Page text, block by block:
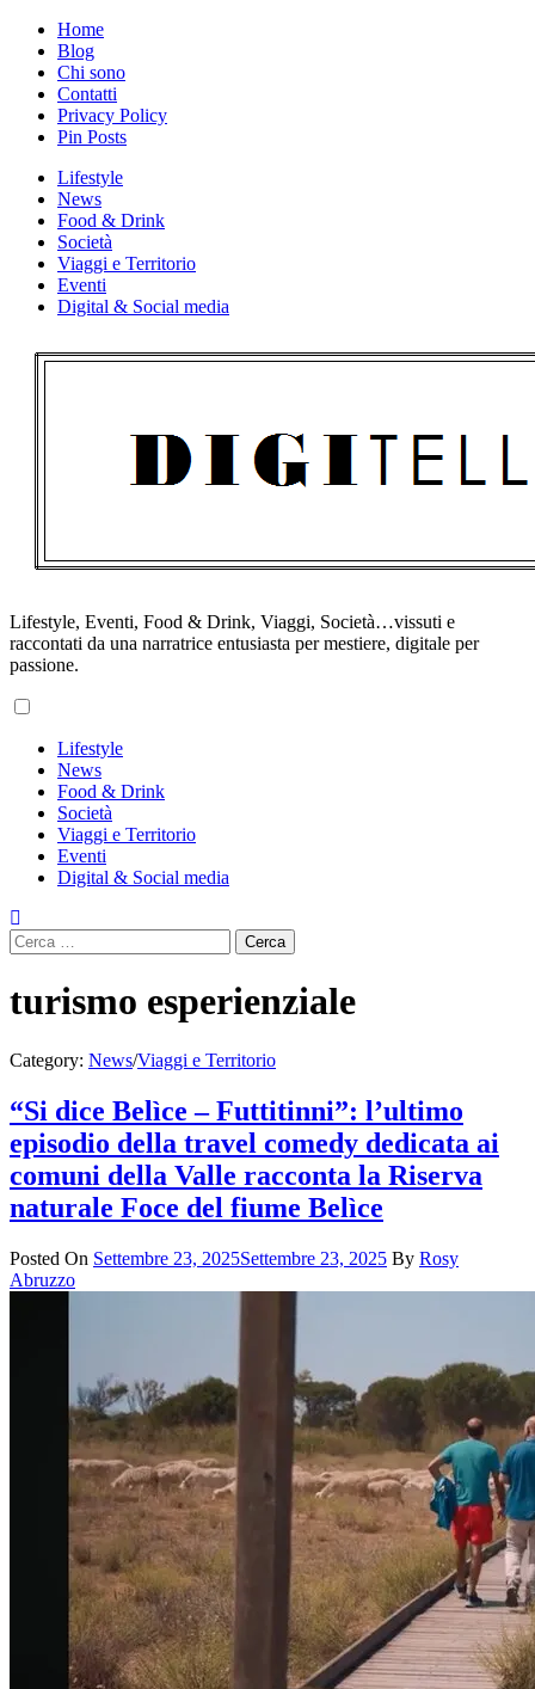
Skip
content
Home
Blog
Chi sono
Contatti
Privacy Policy
Pin Posts
Lifestyle
News
Food & Drink
Società
Viaggi e Territorio
Eventi
Digital & Social media
Lifestyle, Eventi, Food & Drink, Viaggi, Società…vissuti e
raccontati da una narratrice entusiasta per mestiere, digitale per
passione.
Menu
Lifestyle
News
Food & Drink
Società
Viaggi e Territorio
Eventi
Digital & Social media
Ricerca
per:
turismo esperienziale
Category: News/Viaggi e Territorio
“Si dice Belìce – Futtitinni”: l’ultimo
episodio della travel comedy dedicata ai
comuni della Valle racconta la Riserva
naturale Foce del fiume Belìce
Posted On Settembre 23, 2025Settembre 23, 2025 By Rosy
Abruzzo